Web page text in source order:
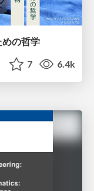
の哲学
7 6.4k